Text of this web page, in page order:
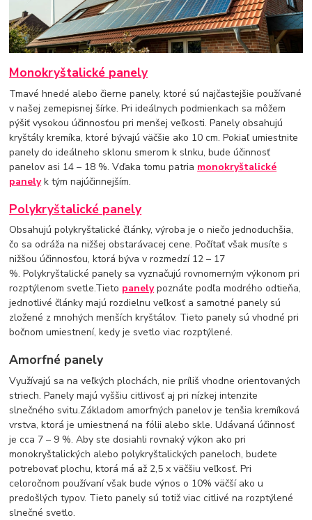
Monokryštalické panely
Tmavé hnedé alebo čierne panely, ktoré sú najčastejšie používané
v našej zemepisnej šírke. Pri ideálnych podmienkach sa môžem
pýšiť vysokou účinnosťou pri menšej veľkosti. Panely obsahujú
kryštály kremíka, ktoré bývajú väčšie ako 10 cm. Pokiaľ umiestnite
panely do ideálneho sklonu smerom k slnku, bude účinnosť
panelov asi 14 – 18 %. Vďaka tomu patria monokryštalické
panelyk tým najúčinnejším.
Polykryštalické panely
Obsahujú polykryštalické články, výroba je o niečo jednoduchšia,
čo sa odráža na nižšej obstarávacej cene. Počítať však musíte s
nižšou účinnosťou, ktorá býva v rozmedzí 12 – 17
%. Polykryštalické panely sa vyznačujú rovnomerným výkonom pri
rozptýlenom svetle.Tieto panelypoznáte podľa modrého odtieňa,
jednotlivé články majú rozdielnu veľkosť a samotné panely sú
zložené z mnohých menších kryštálov. Tieto panely sú vhodné pri
bočnom umiestnení, kedy je svetlo viac rozptýlené.
Amorfné panely
Využívajú sa na veľkých plochách, nie príliš vhodne orientovaných
striech. Panely majú vyššiu citlivosť aj pri nízkej intenzite
slnečného svitu.Základom amorfných panelov je tenšia kremíková
vrstva, ktorá je umiestnená na fólii alebo skle. Udávaná účinnosť
je cca 7 – 9 %. Aby ste dosiahli rovnaký výkon ako pri
monokryštalických alebo polykryštalických paneloch, budete
potrebovať plochu, ktorá má až 2,5 x väčšiu veľkosť. Pri
celoročnom používaní však bude výnos o 10% väčší ako u
predošlých typov. Tieto panely sú totiž viac citlivé na rozptýlené
slnečné svetlo.